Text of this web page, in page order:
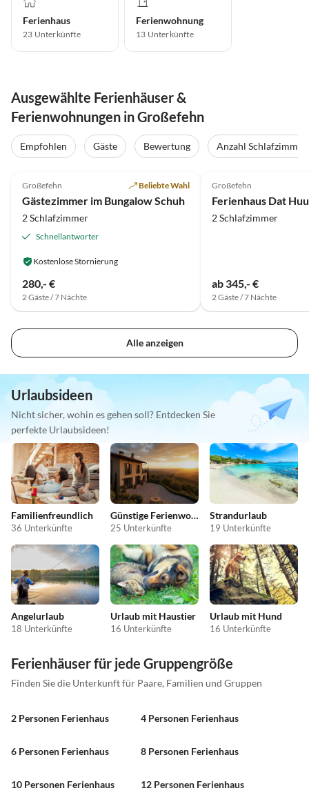
Ferienhaus
23 Unterkünfte
Ferienwohnung
13 Unterkünfte
Ausgewählte Ferienhäuser &
Ferienwohnungen in Großefehn
Empfohlen Gäste Bewertung
Anzahl Schlafzimmer
Großefehn Beliebte Wahl
Gästezimmer im Bungalow Schuh
2 Schlafzimmer
Schnellantworter
Kostenlose Stornierung
280,- €
2 Gäste / 7 Nächte
Großefehn
Ferienhaus Dat
2 Schlafzimmer
ab 345,- €
2 Gäste / 7 Nächte
Alle anzeigen
Urlaubsideen
Nicht sicher, wohin es gehen soll? Entdecken Sie
perfekte Urlaubsideen!
Familienfreundlich
36 Unterkünfte
Günstige Ferienwohnungen
25 Unterkünfte
Strandurlaub
19 Unterkünfte
Angelurlaub
18 Unterkünfte
Urlaub mit Haustier
16 Unterkünfte
Urlaub mit Hund
16 Unterkünfte
Ferienhäuser für jede Gruppengröße
Finden Sie die Unterkunft für Paare, Familien und Gruppen
2 Personen Ferienhaus 4 Personen Ferienhaus
6 Personen Ferienhaus 8 Personen Ferienhaus
10 Personen Ferienhaus 12 Personen Ferienhaus